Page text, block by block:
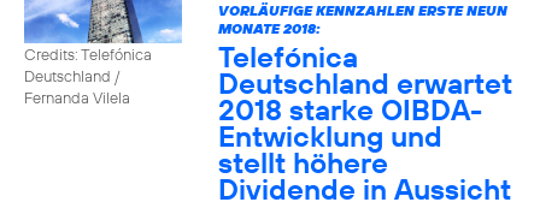
Credits: Telefónica
Deutschland /
Fernanda Vilela
VORLÄUFIGE KENNZAHLEN ERSTE NEUN
MONATE 2018:
Telefónica
Deutschland erwartet
2018 starke OIBDA-
Entwicklung und
stellt höhere
Dividende in Aussicht